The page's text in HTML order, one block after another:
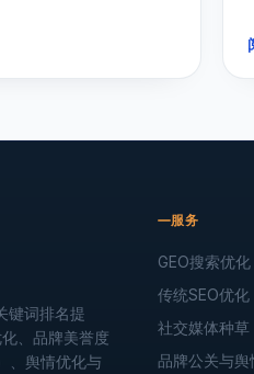
键词排名提
、品牌美誉度
、舆情优化与
服务
GEO搜索优化
传统SEO优化
社交媒体种草
品牌公关与舆